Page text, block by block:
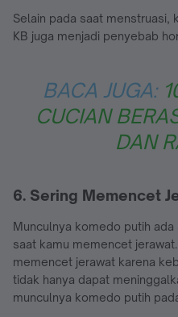
Selain pada saat menstruasi,
KB juga menjadi penyebab
BACA JUGA:
CUCIAN
DAN
6. Sering Memencet
Munculnya komedo putih
saat kamu memencet
memencet jerawat karena
tidak hanya dapat
munculnya komedo putih